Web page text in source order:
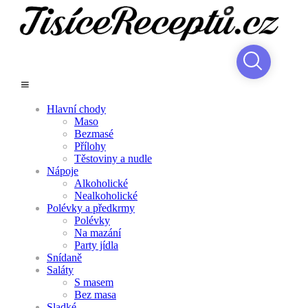
Hlavní chody
Maso
Bezmasé
Přílohy
Těstoviny a nudle
Nápoje
Alkoholické
Nealkoholické
Polévky a předkrmy
Polévky
Na mazání
Party jídla
Snídaně
Saláty
S masem
Bez masa